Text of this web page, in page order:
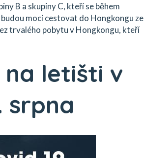
B a skupiny C, kteří se během
moci cestovat do Hongkongu ze
trvalého pobytu v Hongkongu, kteří
letišti v
srpna